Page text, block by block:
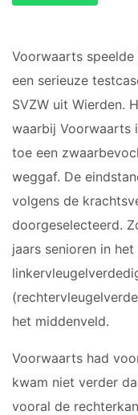
Voorwaarts
een serieuze
SVZW uit Wierden.
waarbij Voorwaarts
toe een
weggaf. De
volgens de
doorgeselecteerd.
jaars senioren in
het middenveld.
Voorwaarts had
kwam niet verder
vooral de